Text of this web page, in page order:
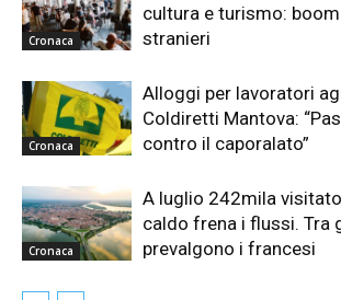
Cronaca
cultura e turismo:
stranieri
Cronaca
Alloggi per lavoratori
Coldiretti Mantova:
contro il caporalato”
Cronaca
A luglio 242mila
caldo frena i flussi. Tra
prevalgono i francesi